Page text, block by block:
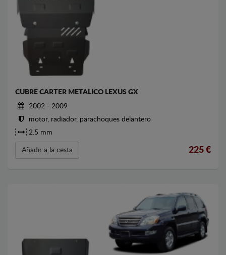
CUBRE CARTER METALICO LEXUS GX
2002 - 2009
motor, radiador, parachoques delantero
2.5 mm
Añadir a la cesta 225 €